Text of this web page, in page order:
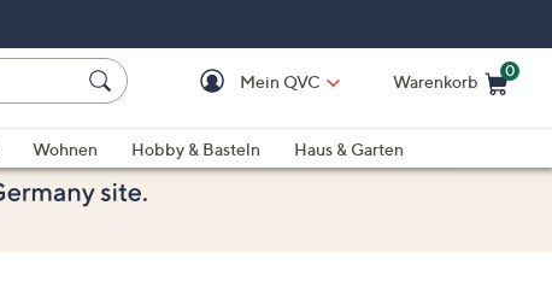
Mein QVC Warenkorb
0
Wohnen Hobby & Basteln
Haus & Garten